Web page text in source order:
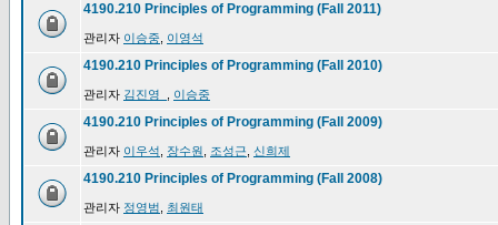
4190.210 Principles of Programming (Fall 2011)
관리자 이승중 이영석
4190.210 Principles of Programming (Fall 2010)
관리자 김진영_ 이승중
4190.210 Principles of Programming (Fall 2009)
관리자 이우석 장수원 조성근 신희제
4190.210 Principles of Programming (Fall 2008)
관리자 정영범 최원태